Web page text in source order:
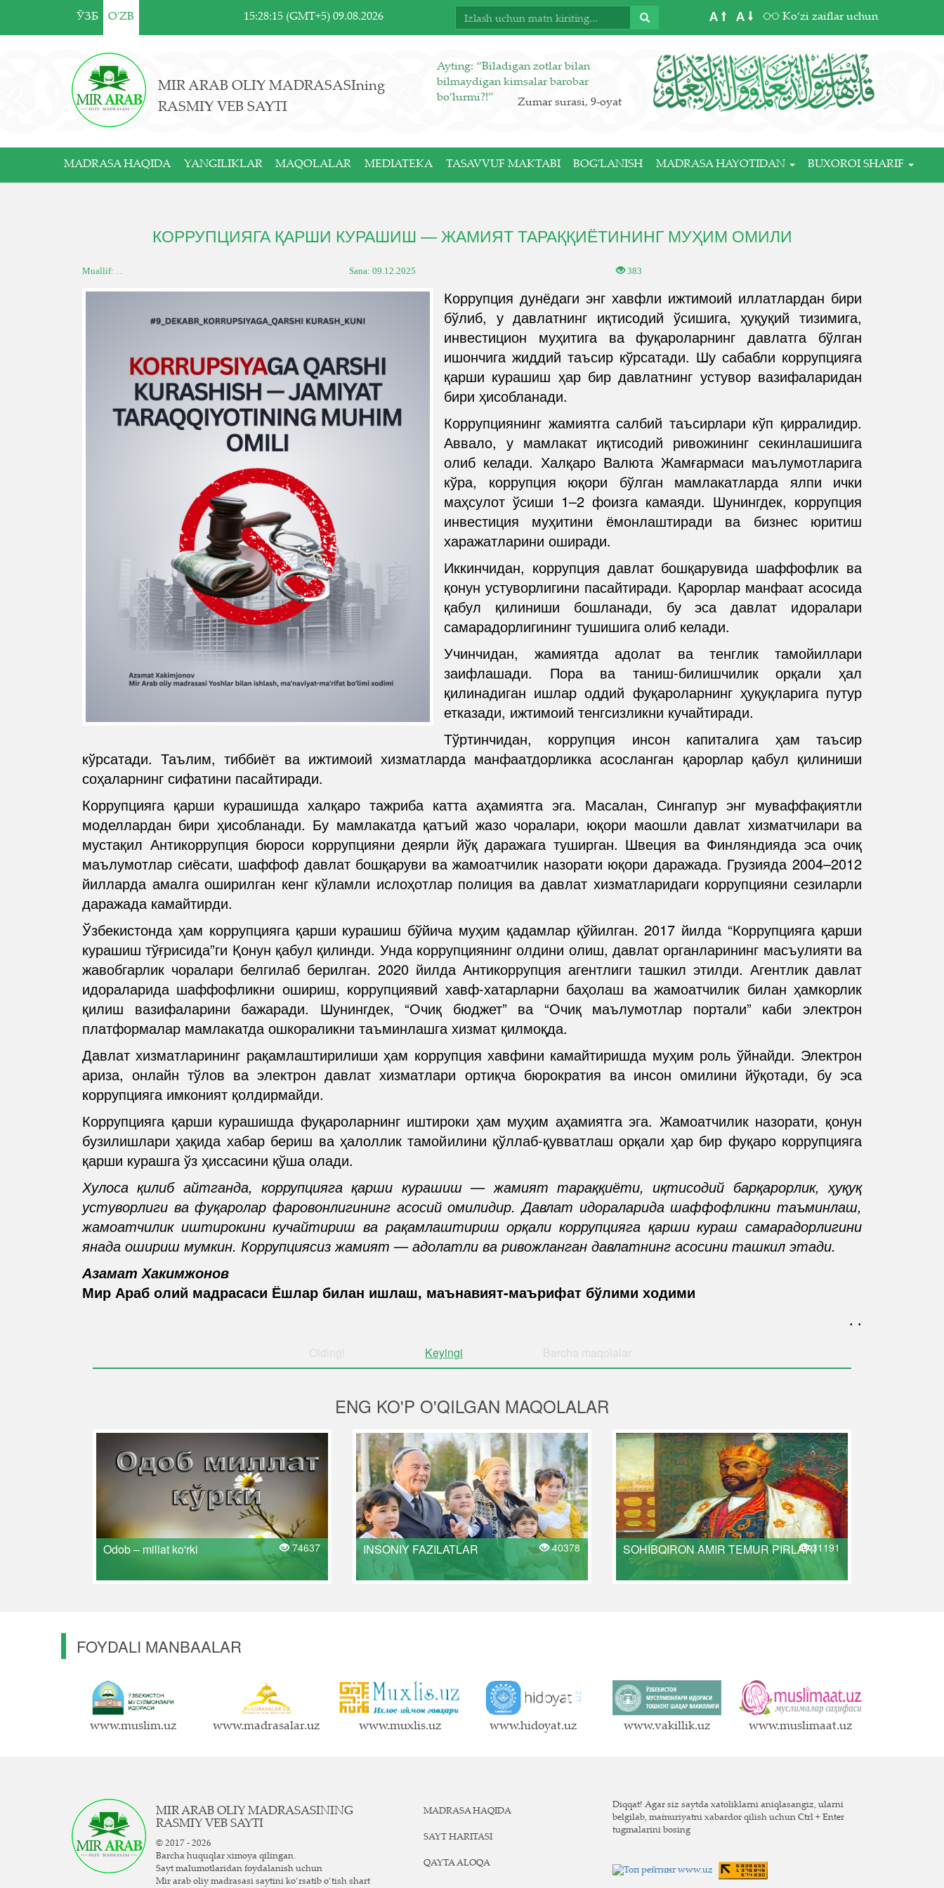
ЎЗБ O'ZB 15:28:15 (GMT+5) 09.08.2026 A A Ko‘zi zaiflar uchun
MIR ARAB OLIY MADRASASIning
RASMIY VEB SAYTI
Ayting: “Biladigan zotlar bilan
bilmaydigan kimsalar barobar
bo‘lurmi?!”
Zumar surasi, 9-oyat
MADRASA HAQIDA YANGILIKLAR MAQOLALAR MEDIATEKA TASAVVUF MAKTABI BOG'LANISH MADRASA HAYOTIDAN BUXOROI SHARIF
КОРРУПЦИЯГА ҚАРШИ КУРАШИШ — ЖАМИЯТ ТАРАҚҚИЁТИНИНГ МУҲИМ ОМИЛИ
Muallif: . . Sana: 09.12.2025 383
Коррупция дунёдаги энг хавфли ижтимоий иллатлардан бири
бўлиб, у давлатнинг иқтисодий ўсишига, ҳуқуқий тизимига,
инвестицион муҳитига ва фуқароларнинг давлатга бўлган
ишончига жиддий таъсир кўрсатади. Шу сабабли коррупцияга
қарши курашиш ҳар бир давлатнинг устувор вазифаларидан
бири ҳисобланади.
Коррупциянинг жамиятга салбий таъсирлари кўп қирралидир.
Аввало, у мамлакат иқтисодий ривожининг секинлашишига
олиб келади. Халқаро Валюта Жамғармаси маълумотларига
кўра, коррупция юқори бўлган мамлакатларда ялпи ички
маҳсулот ўсиши 1–2 фоизга камаяди. Шунингдек, коррупция
инвестиция муҳитини ёмонлаштиради ва бизнес юритиш
харажатларини оширади.
Иккинчидан, коррупция давлат бошқарувида шаффофлик ва
қонун устуворлигини пасайтиради. Қарорлар манфаат асосида
қабул қилиниши бошланади, бу эса давлат идоралари
самарадорлигининг тушишига олиб келади.
Учинчидан, жамиятда адолат ва тенглик тамойиллари
заифлашади. Пора ва таниш-билишчилик орқали ҳал
қилинадиган ишлар оддий фуқароларнинг ҳуқуқларига путур
етказади, ижтимоий тенгсизликни кучайтиради.
Тўртинчидан, коррупция инсон капиталига ҳам таъсир
кўрсатади. Таълим, тиббиёт ва ижтимоий хизматларда манфаатдорликка асосланган қарорлар қабул қилиниши
соҳаларнинг сифатини пасайтиради.
Коррупцияга қарши курашишда халқаро тажриба катта аҳамиятга эга. Масалан, Сингапур энг муваффақиятли
моделлардан бири ҳисобланади. Бу мамлакатда қатъий жазо чоралари, юқори маошли давлат хизматчилари ва
мустақил Антикоррупция бюроси коррупцияни деярли йўқ даражага туширган. Швеция ва Финляндияда эса очиқ
маълумотлар сиёсати, шаффоф давлат бошқаруви ва жамоатчилик назорати юқори даражада. Грузияда 2004–2012
йилларда амалга оширилган кенг кўламли ислоҳотлар полиция ва давлат хизматларидаги коррупцияни сезиларли
даражада камайтирди.
Ўзбекистонда ҳам коррупцияга қарши курашиш бўйича муҳим қадамлар қўйилган. 2017 йилда “Коррупцияга қарши
курашиш тўғрисида”ги Қонун қабул қилинди. Унда коррупциянинг олдини олиш, давлат органларининг масъулияти ва
жавобгарлик чоралари белгилаб берилган. 2020 йилда Антикоррупция агентлиги ташкил этилди. Агентлик давлат
идораларида шаффофликни ошириш, коррупциявий хавф-хатарларни баҳолаш ва жамоатчилик билан ҳамкорлик
қилиш вазифаларини бажаради. Шунингдек, “Очиқ бюджет” ва “Очиқ маълумотлар портали” каби электрон
платформалар мамлакатда ошкораликни таъминлашга хизмат қилмоқда.
Давлат хизматларининг рақамлаштирилиши ҳам коррупция хавфини камайтиришда муҳим роль ўйнайди. Электрон
ариза, онлайн тўлов ва электрон давлат хизматлари ортиқча бюрократия ва инсон омилини йўқотади, бу эса
коррупцияга имконият қолдирмайди.
Коррупцияга қарши курашишда фуқароларнинг иштироки ҳам муҳим аҳамиятга эга. Жамоатчилик назорати, қонун
бузилишлари ҳақида хабар бериш ва ҳалоллик тамойилини қўллаб-қувватлаш орқали ҳар бир фуқаро коррупцияга
қарши курашга ўз ҳиссасини қўша олади.
Хулоса қилиб айтганда, коррупцияга қарши курашиш — жамият тараққиёти, иқтисодий барқарорлик, ҳуқуқ
устуворлиги ва фуқаролар фаровонлигининг асосий омилидир. Давлат идораларида шаффофликни таъминлаш,
жамоатчилик иштирокини кучайтириш ва рақамлаштириш орқали коррупцияга қарши кураш самарадорлигини
янада ошириш мумкин. Коррупциясиз жамият — адолатли ва ривожланган давлатнинг асосини ташкил этади.
Азамат Хакимжонов
Мир Араб олий мадрасаси Ёшлар билан ишлаш, маънавият-маърифат бўлими ходими
. .
Oldingi Keyingi Barcha maqolalar
ENG KO'P O'QILGAN MAQOLALAR
Odob – millat ko'rki 74637 INSONIY FAZILATLAR 40378 SOHIBQIRON AMIR TEMUR PIRLARI31191
FOYDALI MANBAALAR
www.muslim.uz www.madrasalar.uz www.muxlis.uz www.hidoyat.uz www.vakillik.uz www.muslimaat.uz
MIR ARAB OLIY MADRASASINING
RASMIY VEB SAYTI
© 2017 - 2026
Barcha huquqlar ximoya qilingan.
Sayt ma`lumotlaridan foydalanish uchun
Mir arab oliy madrasasi saytini ko‘rsatib o‘tish shart
MADRASA HAQIDA
SAYT HARITASI
QAYTA ALOQA
Diqqat! Agar siz saytda xatoliklarni aniqlasangiz, ularni
belgilab, ma`muriyatni xabardor qilish uchun Ctrl + Enter
tugmalarini bosing